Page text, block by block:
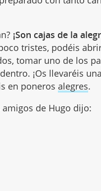
¡Son cajas de la
tristes, podéis
tomar uno de los
¡Os llevaréis
en poneros alegres.
de Hugo dijo: